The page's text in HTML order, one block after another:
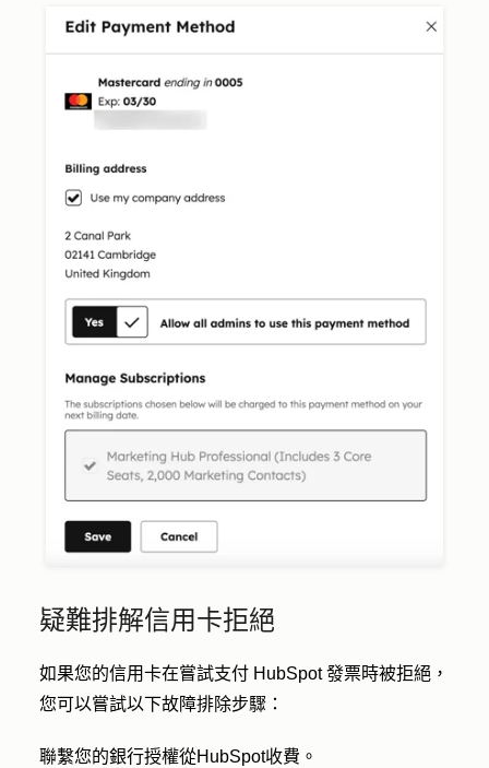
疑難排解信用卡拒絕
如果您的信用卡在嘗試支付 HubSpot 發票時被拒絕，
您可以嘗試以下故障排除步驟：
聯繫您的銀行授權從HubSpot收費。